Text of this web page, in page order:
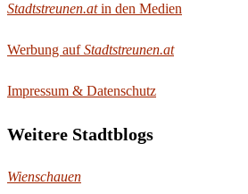
Stadtstreunen.atin den Medien
Werbung aufStadtstreunen.at
Impressum & Datenschutz
Weitere Stadtblogs
Wienschauen